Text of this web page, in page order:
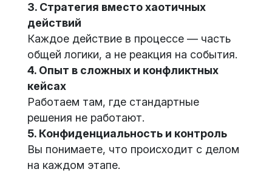
3. Стратегия вместо хаотичных
действий
Каждое действие в процессе — часть
общей логики, а не реакция на события.
4. Опыт в сложных и конфликтных
кейсах
Работаем там, где стандартные
решения не работают.
5. Конфиденциальность и контроль
Вы понимаете, что происходит с делом
на каждом этапе.